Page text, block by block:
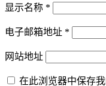
显示名称 *
电子邮箱地址 *
网站地址
在此浏览器中保存